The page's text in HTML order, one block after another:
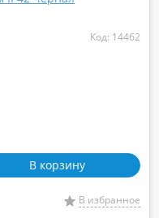
Код: 14462
В корзину
В избранное